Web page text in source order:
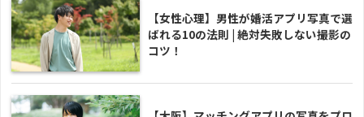
【女性心理】男性が婚活アプリ写真で選
ばれる10の法則 | 絶対失敗しない撮影の
コツ！